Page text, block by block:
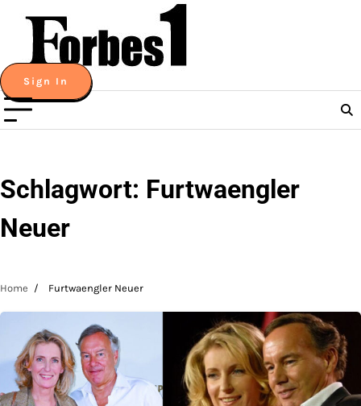
content
Sign In
Schlagwort: Furtwaengler
Neuer
Home Furtwaengler Neuer